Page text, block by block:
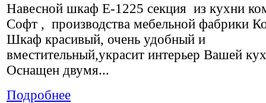
Навесной шкаф Е-1225 секция из кухни
Софт , производства мебельной фабрики
Шкаф красивый, очень удобный и
вместительный,украсит интерьер Вашей
Оснащен двумя...
Подробнее